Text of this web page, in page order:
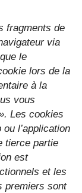
fragments de
via
le
lors de la
à la
vous
Les cookies
l’application
tierce partie
est
et les
premiers sont